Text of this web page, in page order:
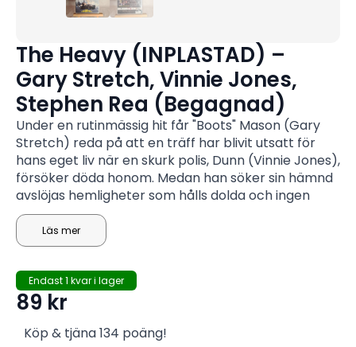
The Heavy (INPLASTAD) –
Gary Stretch, Vinnie Jones,
Stephen Rea (Begagnad)
Under en rutinmässig hit får "Boots" Mason (Gary
Stretch) reda på att en träff har blivit utsatt för
hans eget liv när en skurk polis, Dunn (Vinnie Jones),
försöker döda honom. Medan han söker sin hämnd
avslöjas hemligheter som hålls dolda och ingen
oskyldig åskådare är säker när kulorna flyger. I den
här världen där du inte kan lita på någon är alla
spel avstängda.
Läs mer
Endast 1 kvar i lager
89 kr
Köp & tjäna 134 poäng!